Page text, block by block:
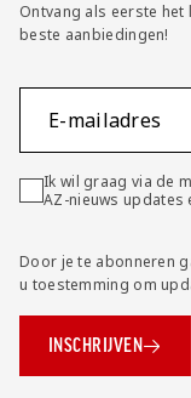
Ontvang als eerste het
beste aanbiedingen!
E-mailadres
Ik wil graag via de
AZ-nieuws updates
Door je te abonneren
u toestemming om
INSCHRIJVEN